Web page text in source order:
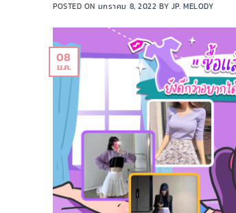
POSTED ON มกราคม 8, 2022 BY JP. MELODY
08
ม.ค.